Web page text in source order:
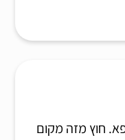
חוץ מזה מקום